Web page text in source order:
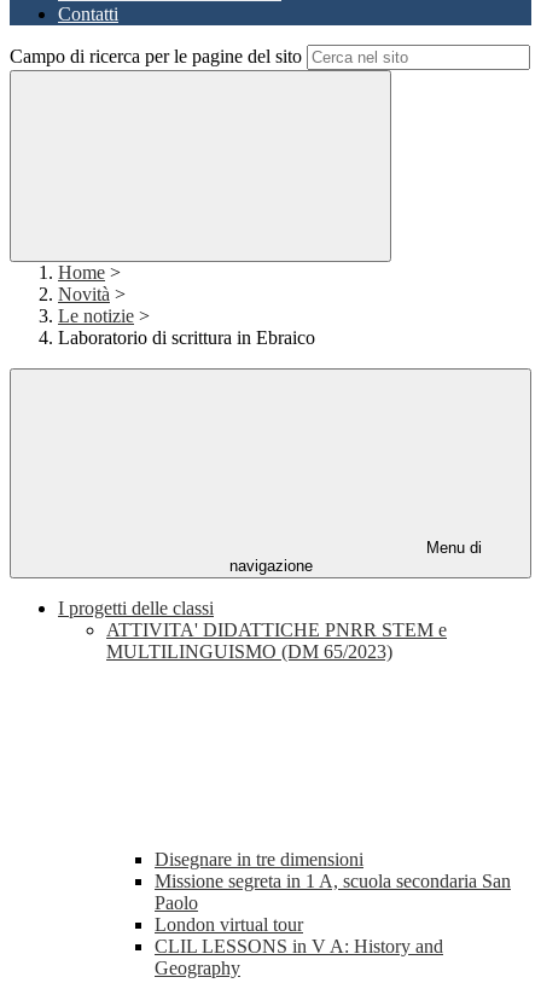
Contatti
Campo di ricerca per le pagine del sito
Home >
Novità >
Le notizie >
Laboratorio di scrittura in Ebraico
Menu di
navigazione
I progetti delle classi
ATTIVITA' DIDATTICHE PNRR STEM e
MULTILINGUISMO (DM 65/2023)
Disegnare in tre dimensioni
Missione segreta in 1 A, scuola secondaria San
Paolo
London virtual tour
CLIL LESSONS in V A: History and
Geography